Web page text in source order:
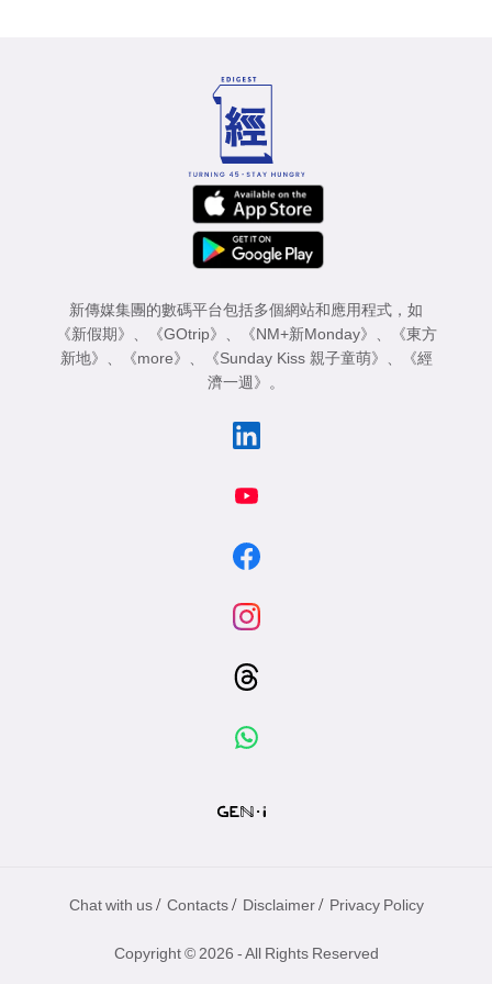
新傳媒集團的數碼平台包括多個網站和應用程式，如
《新假期》 、 《GOtrip》 、 《NM+新Monday》 、
《東方
新地》 、 《more》 、 《Sunday Kiss 親子童萌》 、
《經
濟一週》 。
Chat with us / Contacts / Disclaimer / Privacy Policy
Copyright © 2026 - All Rights Reserved